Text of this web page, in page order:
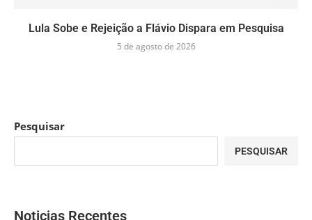
Lula Sobe e Rejeição a Flávio Dispara em Pesquisa
5 de agosto de 2026
Pesquisar
PESQUISAR
Noticias Recentes